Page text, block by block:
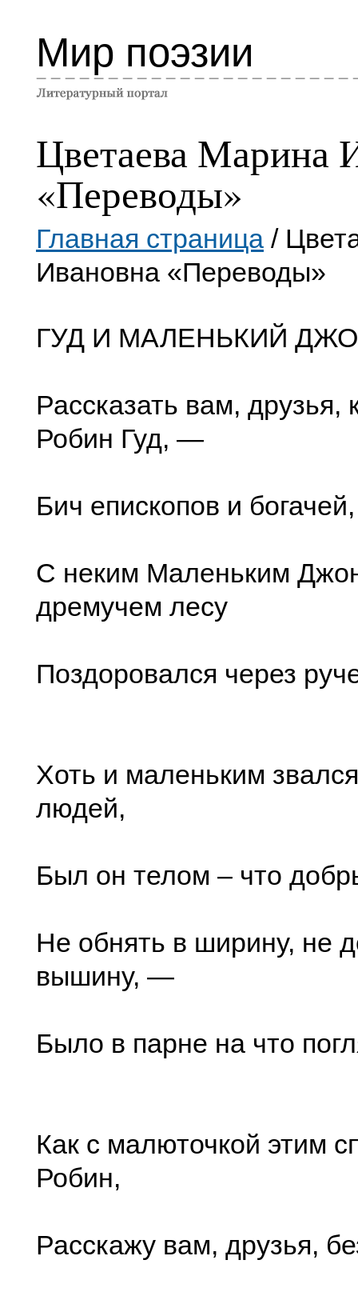
Мир поэзии
Цветаева Марина
«Переводы»
Главная страница /
Ивановна «Переводы»
ГУД И МАЛЕНЬКИЙ
Рассказать вам, друзья,
Робин Гуд, —
Бич епископов и
С неким Маленьким
дремучем лесу
Поздоровался через
Хоть и маленьким
людей,
Был он телом – что
Не обнять в ширину, не
вышину, —
Было в парне на что
Как с малюточкой этим
Робин,
Расскажу вам, друзья,